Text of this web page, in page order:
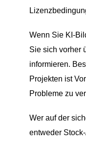
Wenn Sie KI-
Sie sich vorher
informieren.
Projekten ist
Probleme zu
Wer auf der
entweder